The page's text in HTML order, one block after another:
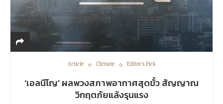
Article Climate Editor's Pick
‘เอลนีโญ’ ผลพวงสภาพอากาศสุดขั้ว สัญญาณ
วิกฤตภัยแล้งรุนแรง